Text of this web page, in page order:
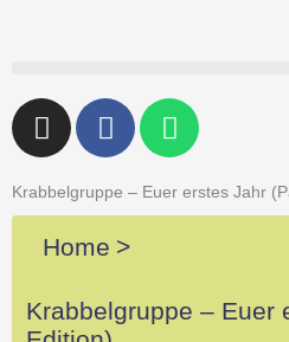
I
n
s
t
a
g
a
F
a
c
e
b
o
k
W
h
a
t
p
Krabbelgruppe – Euer erstes Jahr
Home >
Krabbelgruppe – Euer